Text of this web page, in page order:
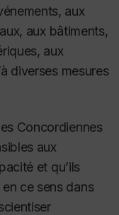
aux
aux bâtiments,
aux
diverses mesures
Concordiennes
aux
et qu’ils
ce sens dans